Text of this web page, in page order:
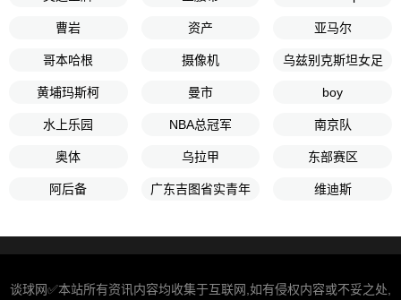
曹岩 资产 亚马尔
哥本哈根 摄像机 乌兹别克斯坦女足
黄埔玛斯柯 曼市 boy
水上乐园 NBA总冠军 南京队
奥体 乌拉甲 东部赛区
阿后备 广东吉图省实青年 维迪斯
谈球网✅本站所有资讯内容均收集于互联网,如有侵权内容或不妥之处,